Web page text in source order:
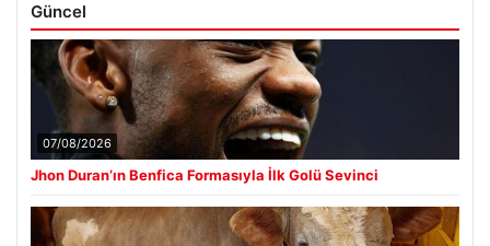
Güncel
07/08/2026
Jhon Duran’ın Benfica Formasıyla İlk Golü Sevinci